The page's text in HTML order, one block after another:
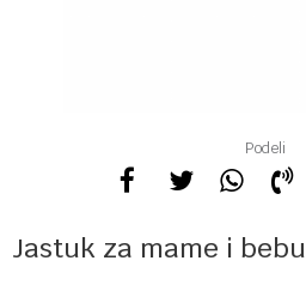
Podeli
Jastuk za mame i bebu